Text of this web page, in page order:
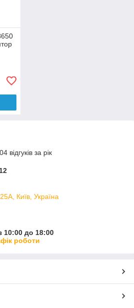
відгуків за рік
Київ, Україна
10:00 до 18:00
роботи